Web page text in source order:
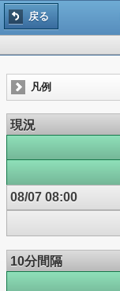
戻る
凡例
現況
08/07 08:00
10分間隔